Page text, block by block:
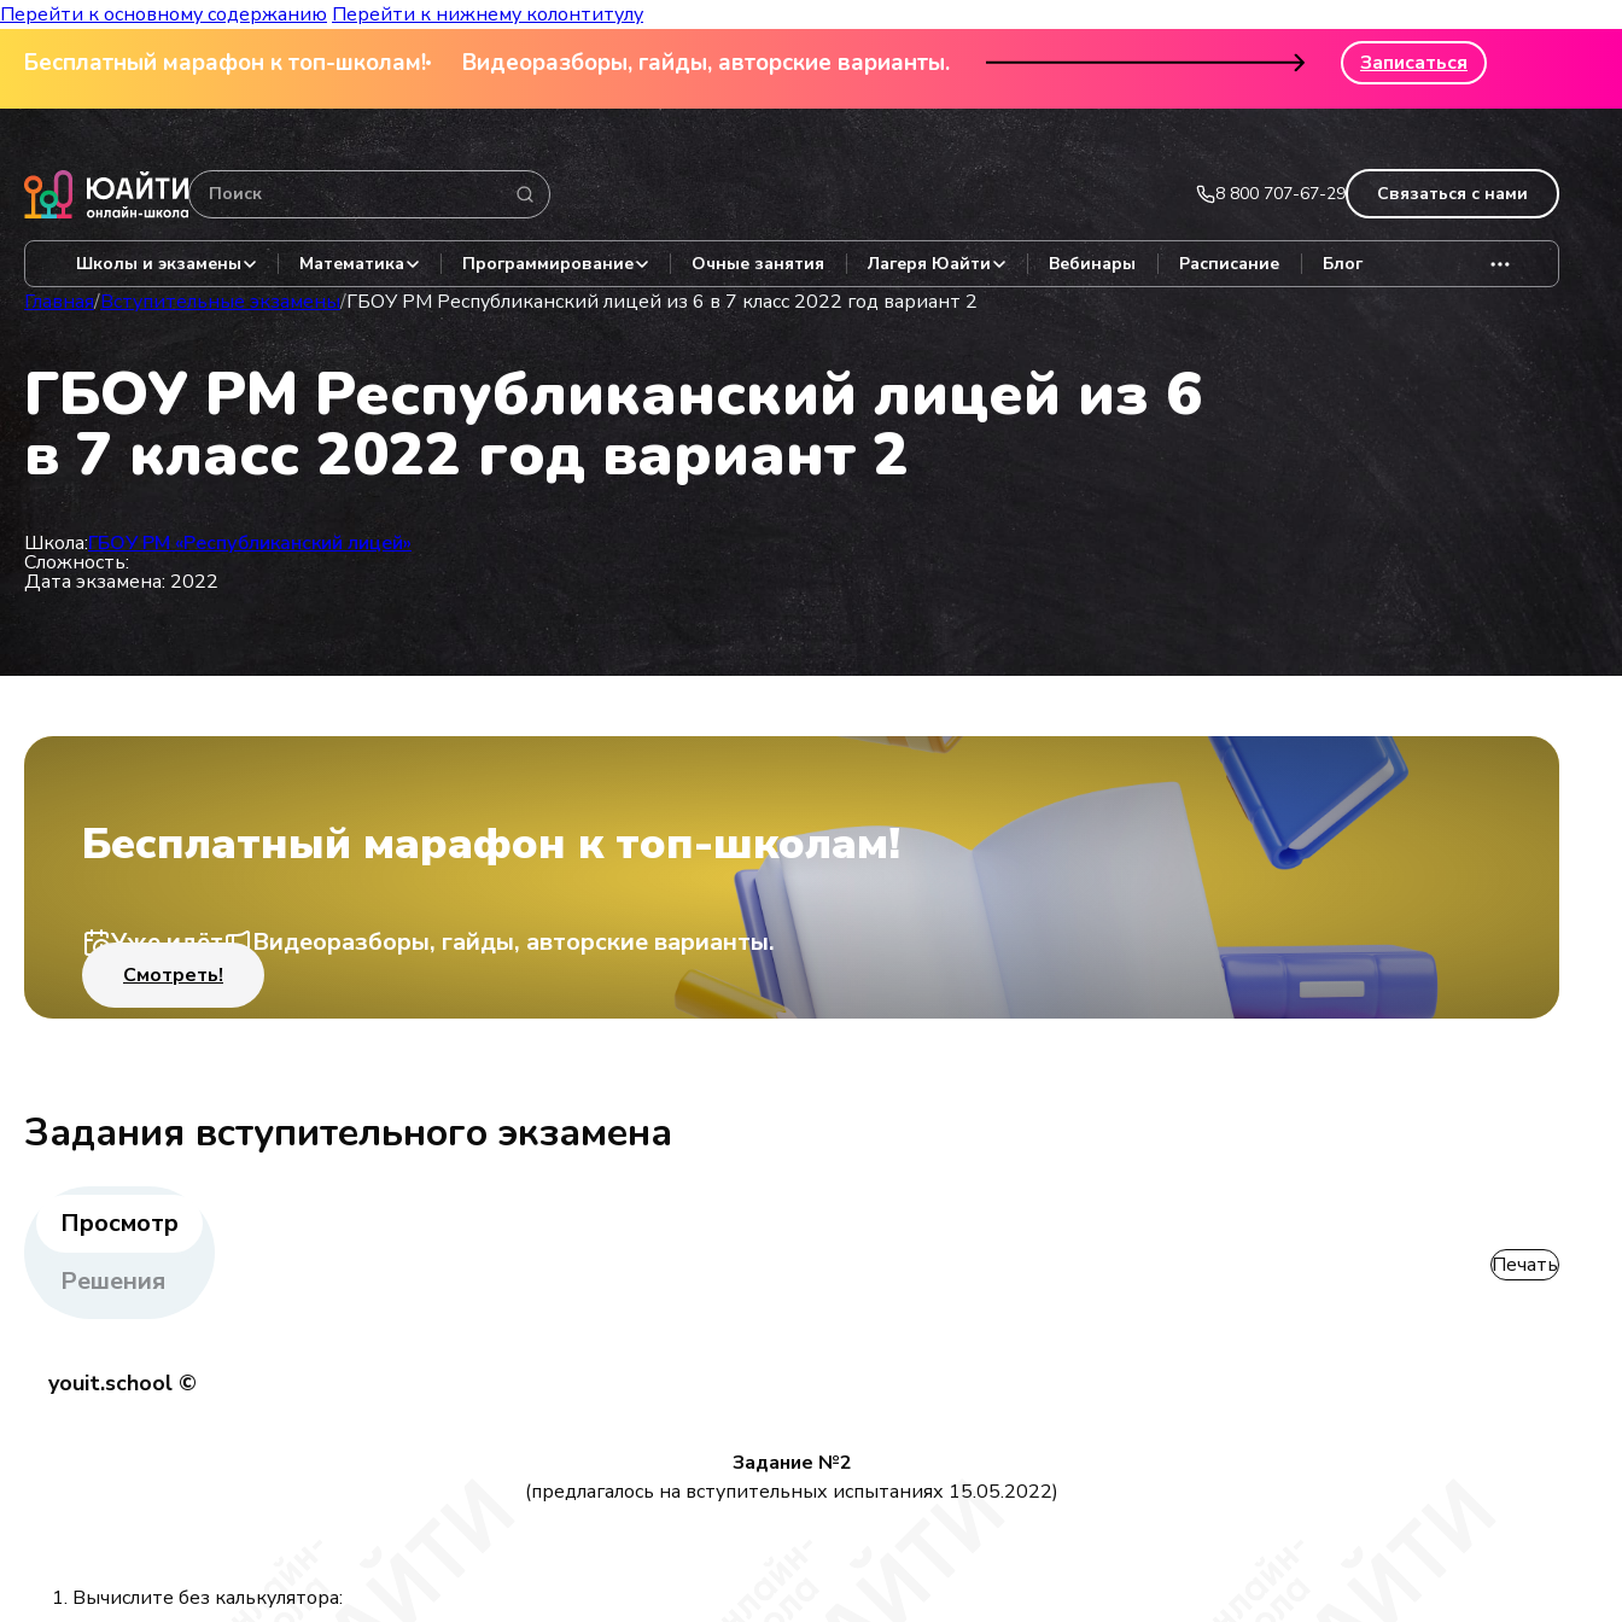
Перейти к основному содержанию Перейти к нижнему колонтитулу
Бесплатный марафон к топ-школам! Видеоразборы, гайды, авторские варианты. Записаться
8 800 707-67-29 Связаться с нами
Школы и экзамены Математика Программирование Очные занятия Лагеря Юайти Вебинары Расписание Блог
Главная/Вступительные экзамены/ГБОУ РМ Республиканский лицей из 6 в 7 класс 2022 год вариант 2
ГБОУ РМ Республиканский лицей из 6
в 7 класс 2022 год вариант 2
Школа:ГБОУ РМ «Республиканский лицей»
Сложность:
Дата экзамена: 2022
Бесплатный марафон к топ-школам!
Уже идёт Видеоразборы, гайды, авторские варианты.
Смотреть!
Задания вступительного экзамена
Просмотр
Решения
Печать
youit.school ©
Задание №2
(предлагалось на вступительных испытаниях 15.05.2022)
Вычислите без калькулятора: